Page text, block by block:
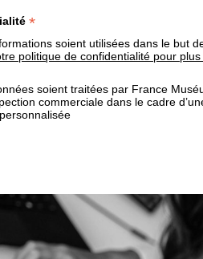
*
soient utilisées dans le but
politique de confidentialité pour plus
soient traitées par France
commerciale dans le cadre